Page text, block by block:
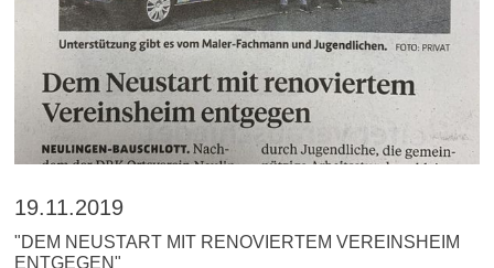
19.11.2019
"DEM NEUSTART MIT RENOVIERTEM VEREINSHEIM
ENTGEGEN"